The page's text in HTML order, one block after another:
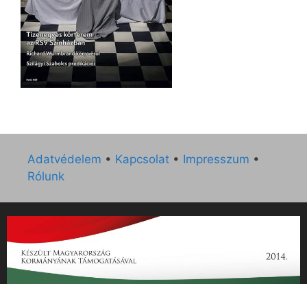
Adatvédelem • Kapcsolat • Impresszum •
Rólunk